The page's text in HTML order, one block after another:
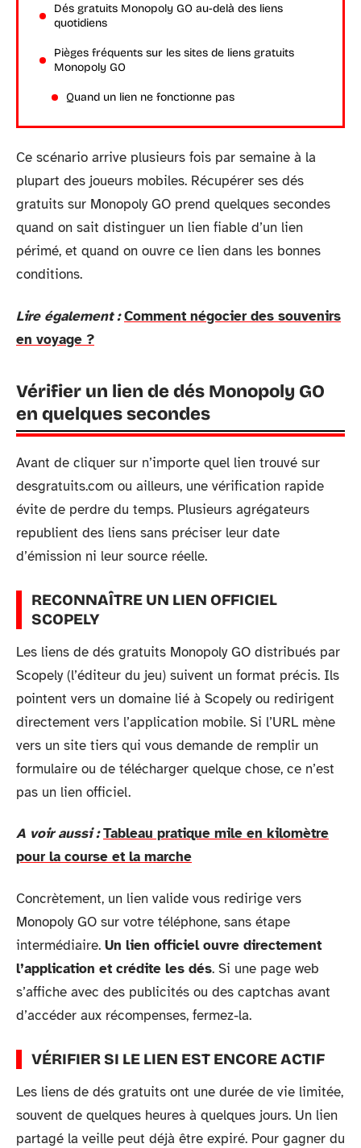
Dés gratuits Monopoly GO au-delà des liens
quotidiens
Pièges fréquents sur les sites de liens gratuits
Monopoly GO
Quand un lien ne fonctionne pas
Ce scénario arrive plusieurs fois par semaine à la
plupart des joueurs mobiles. Récupérer ses dés
gratuits sur Monopoly GO prend quelques secondes
quand on sait distinguer un lien fiable d’un lien
périmé, et quand on ouvre ce lien dans les bonnes
conditions.
Lire également : Comment négocier des souvenirs
en voyage ?
Vérifier un lien de dés Monopoly GO
en quelques secondes
Avant de cliquer sur n’importe quel lien trouvé sur
desgratuits.com ou ailleurs, une vérification rapide
évite de perdre du temps. Plusieurs agrégateurs
republient des liens sans préciser leur date
d’émission ni leur source réelle.
RECONNAÎTRE UN LIEN OFFICIEL
SCOPELY
Les liens de dés gratuits Monopoly GO distribués par
Scopely (l’éditeur du jeu) suivent un format précis. Ils
pointent vers un domaine lié à Scopely ou redirigent
directement vers l’application mobile. Si l’URL mène
vers un site tiers qui vous demande de remplir un
formulaire ou de télécharger quelque chose, ce n’est
pas un lien officiel.
A voir aussi : Tableau pratique mile en kilomètre
pour la course et la marche
Concrètement, un lien valide vous redirige vers
Monopoly GO sur votre téléphone, sans étape
intermédiaire. Un lien officiel ouvre directement
l’application et crédite les dés. Si une page web
s’affiche avec des publicités ou des captchas avant
d’accéder aux récompenses, fermez-la.
VÉRIFIER SI LE LIEN EST ENCORE ACTIF
Les liens de dés gratuits ont une durée de vie limitée,
souvent de quelques heures à quelques jours. Un lien
partagé la veille peut déjà être expiré. Pour gagner du